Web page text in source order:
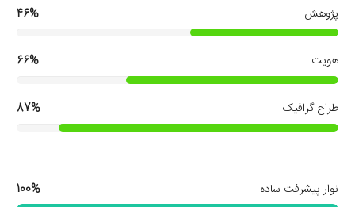
پژوهش 46%
هویت 66%
طراح گرافیک 87%
نوار پیشرفت ساده 100%